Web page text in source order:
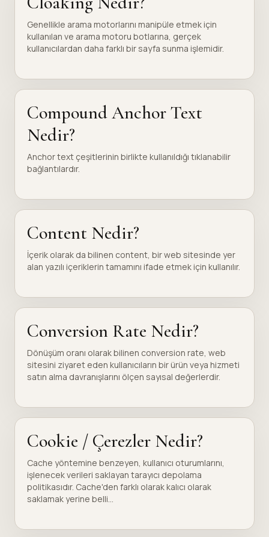
Genellikle arama motorlarını manipüle etmek için
kullanılan ve arama motoru botlarına, gerçek
kullanıcılardan daha farklı bir sayfa sunma işlemidir.
Compound Anchor Text
Nedir?
Anchor text çeşitlerinin birlikte kullanıldığı tıklanabilir
bağlantılardır.
Content Nedir?
İçerik olarak da bilinen content, bir web sitesinde yer
alan yazılı içeriklerin tamamını ifade etmek için kullanılır.
Conversion Rate Nedir?
Dönüşüm oranı olarak bilinen conversion rate, web
sitesini ziyaret eden kullanıcıların bir ürün veya hizmeti
satın alma davranışlarını ölçen sayısal değerlerdir.
Cookie / Çerezler Nedir?
Cache yöntemine benzeyen, kullanıcı oturumlarını,
işlenecek verileri saklayan tarayıcı depolama
politikasıdır. Cache'den farklı olarak kalıcı olarak
saklamak yerine belli...